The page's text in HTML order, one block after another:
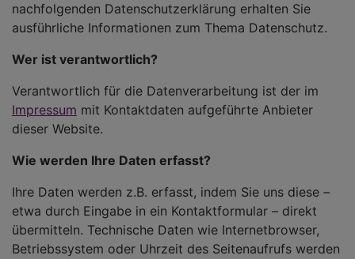
nachfolgenden Datenschutzerklärung erhalten Sie
ausführliche Informationen zum Thema Datenschutz.
Wer ist verantwortlich?
Verantwortlich für die Datenverarbeitung ist der im
Impressum mit Kontaktdaten aufgeführte Anbieter
dieser Website.
Wie werden Ihre Daten erfasst?
Ihre Daten werden z.B. erfasst, indem Sie uns diese –
etwa durch Eingabe in ein Kontaktformular – direkt
übermitteln. Technische Daten wie Internetbrowser,
Betriebssystem oder Uhrzeit des Seitenaufrufs werden